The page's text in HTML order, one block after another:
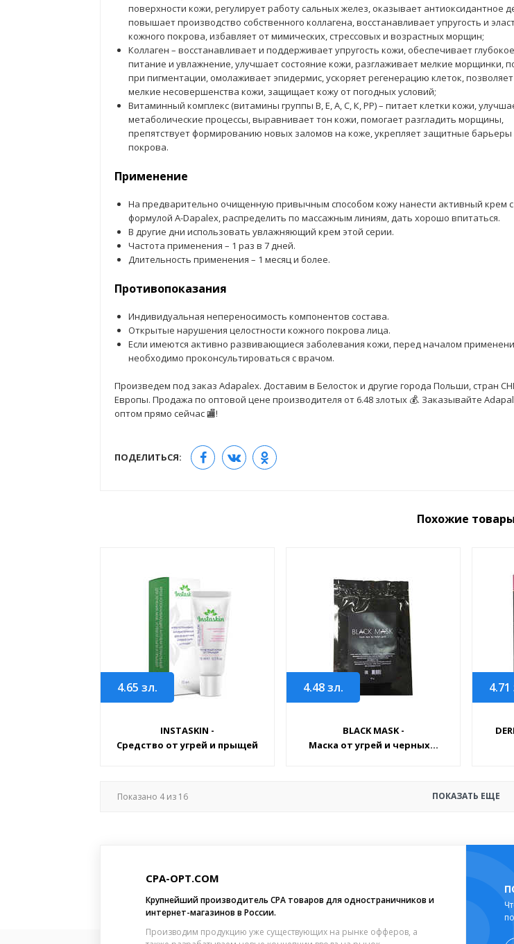
поверхности кожи, регулирует работу сальных желез, оказывает антиоксидантное
повышает производство собственного коллагена, восстанавливает упругость и
кожного покрова, избавляет от мимических, стрессовых и возрастных морщин;
Коллаген – восстанавливает и поддерживает упругость кожи, обеспечивает глубокое
питание и увлажнение, улучшает состояние кожи, разглаживает мелкие морщинки,
при пигментации, омолаживает эпидермис, ускоряет регенерацию клеток,
мелкие несовершенства кожи, защищает кожу от погодных условий;
Витаминный комплекс (витамины группы В, Е, А, С, К, РР) – питает клетки кожи,
метаболические процессы, выравнивает тон кожи, помогает разгладить морщины,
препятствует формированию новых заломов на коже, укрепляет защитные барьеры
покрова.
Применение
На предварительно очищенную привычным способом кожу нанести активный крем с
формулой A-Dapalex, распределить по массажным линиям, дать хорошо впитаться.
В другие дни использовать увлажняющий крем этой серии.
Частота применения – 1 раз в 7 дней.
Длительность применения – 1 месяц и более.
Противопоказания
Индивидуальная непереносимость компонентов состава.
Открытые нарушения целостности кожного покрова лица.
Если имеются активно развивающиеся заболевания кожи, перед началом
необходимо проконсультироваться с врачом.
Произведем под заказ Adapalex. Доставим в Белосток и другие города Польши, стран
Европы. Продажа по оптовой цене производителя от 6.48 злотых 💰. Заказывайте
оптом прямо сейчас 🏬!
ПОДЕЛИТЬСЯ:
Похожие товары
4.65 зл.
INSTASKIN -
Средство от угрей и прыщей
4.48зл.
BLACK MASK -
Маска от угрей и черных...
4.71
Показано 4из 16 ПОКАЗАТЬ ЕЩЕ
CPA-OPT.COM
Крупнейший производитель CPA товаров для одностраничников и
интернет-магазинов в России.
Производим продукцию уже существующих на рынке офферов, а